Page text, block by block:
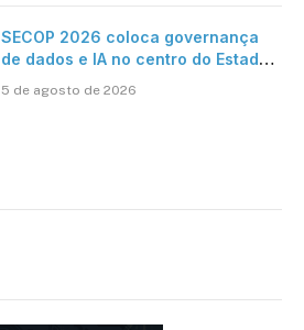
SECOP 2026 coloca governança
de dados e IA no centro do Estado
5 de agosto de 2026